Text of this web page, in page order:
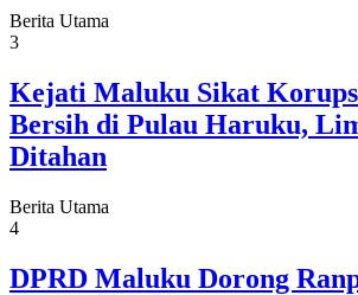
Berita Utama
3
Kejati Maluku Sikat
Bersih di Pulau Haruku,
Ditahan
Berita Utama
4
DPRD Maluku Dorong